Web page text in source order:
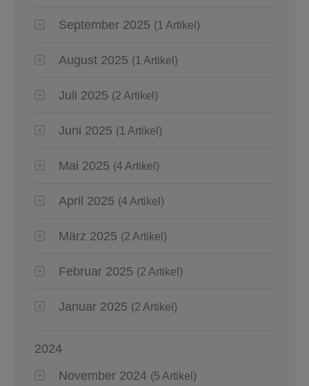
September 2025 (1 Artikel)
August 2025 (1 Artikel)
Juli 2025 (2 Artikel)
Juni 2025 (1 Artikel)
Mai 2025 (4 Artikel)
April 2025 (4 Artikel)
März 2025 (2 Artikel)
Februar 2025 (2 Artikel)
Januar 2025 (2 Artikel)
2024
November 2024 (5 Artikel)